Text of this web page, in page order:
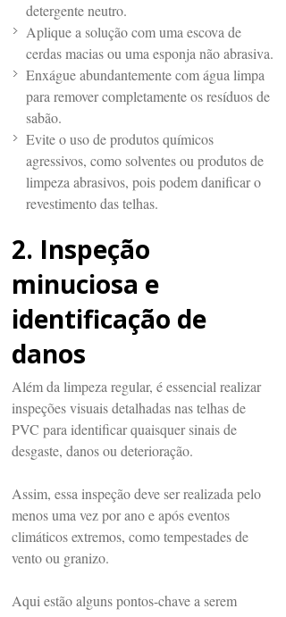
detergente neutro.
Aplique a solução com uma escova de
cerdas macias ou uma esponja não abrasiva.
Enxágue abundantemente com água limpa
para remover completamente os resíduos de
sabão.
Evite o uso de produtos químicos
agressivos, como solventes ou produtos de
limpeza abrasivos, pois podem danificar o
revestimento das telhas.
2. Inspeção
minuciosa e
identificação de
danos
Além da limpeza regular, é essencial realizar
inspeções visuais detalhadas nas telhas de
PVC para identificar quaisquer sinais de
desgaste, danos ou deterioração.
Assim, essa inspeção deve ser realizada pelo
menos uma vez por ano e após eventos
climáticos extremos, como tempestades de
vento ou granizo.
Aqui estão alguns pontos-chave a serem